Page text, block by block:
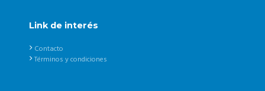
Link de interés
Contacto
Términos y condiciones